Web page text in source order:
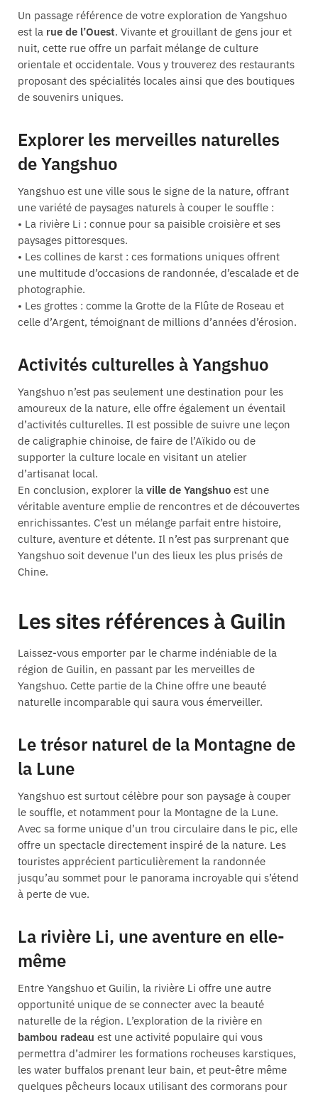
Un passage référence de votre exploration de Yangshuo
est la rue de l’Ouest. Vivante et grouillant de gens jour et
nuit, cette rue offre un parfait mélange de culture
orientale et occidentale. Vous y trouverez des restaurants
proposant des spécialités locales ainsi que des boutiques
de souvenirs uniques.
Explorer les merveilles naturelles
de Yangshuo
Yangshuo est une ville sous le signe de la nature, offrant
une variété de paysages naturels à couper le souffle :
• La rivière Li : connue pour sa paisible croisière et ses
paysages pittoresques.
• Les collines de karst : ces formations uniques offrent
une multitude d’occasions de randonnée, d’escalade et de
photographie.
• Les grottes : comme la Grotte de la Flûte de Roseau et
celle d’Argent, témoignant de millions d’années d’érosion.
Activités culturelles à Yangshuo
Yangshuo n’est pas seulement une destination pour les
amoureux de la nature, elle offre également un éventail
d’activités culturelles. Il est possible de suivre une leçon
de caligraphie chinoise, de faire de l’Aïkido ou de
supporter la culture locale en visitant un atelier
d’artisanat local.
En conclusion, explorer la ville de Yangshuo est une
véritable aventure emplie de rencontres et de découvertes
enrichissantes. C’est un mélange parfait entre histoire,
culture, aventure et détente. Il n’est pas surprenant que
Yangshuo soit devenue l’un des lieux les plus prisés de
Chine.
Les sites références à Guilin
Laissez-vous emporter par le charme indéniable de la
région de Guilin, en passant par les merveilles de
Yangshuo. Cette partie de la Chine offre une beauté
naturelle incomparable qui saura vous émerveiller.
Le trésor naturel de la Montagne de
la Lune
Yangshuo est surtout célèbre pour son paysage à couper
le souffle, et notamment pour la Montagne de la Lune.
Avec sa forme unique d’un trou circulaire dans le pic, elle
offre un spectacle directement inspiré de la nature. Les
touristes apprécient particulièrement la randonnée
jusqu’au sommet pour le panorama incroyable qui s’étend
à perte de vue.
La rivière Li, une aventure en elle-
même
Entre Yangshuo et Guilin, la rivière Li offre une autre
opportunité unique de se connecter avec la beauté
naturelle de la région. L’exploration de la rivière en
bambou radeau est une activité populaire qui vous
permettra d’admirer les formations rocheuses karstiques,
les water buffalos prenant leur bain, et peut-être même
quelques pêcheurs locaux utilisant des cormorans pour